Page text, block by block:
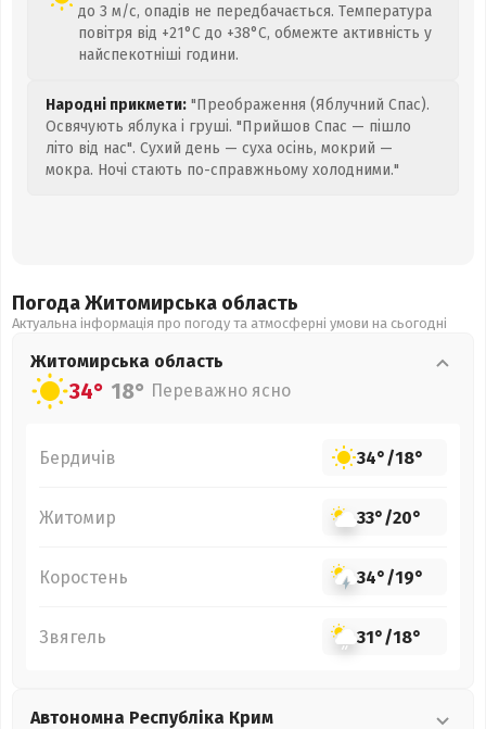
до 3 м/с, опадів не передбачається. Температура
повітря від +21°C до +38°C, обмежте активність у
найспекотніші години.
Народні прикмети: "Преображення (Яблучний Спас).
Освячують яблука і груші. "Прийшов Спас — пішло
літо від нас". Сухий день — суха осінь, мокрий —
мокра. Ночі стають по-справжньому холодними."
Погода Житомирська область
Актуальна інформація про погоду та атмосферні умови на сьогодні
Житомирська область
34° 18° Переважно ясно
Бердичів 34°/18°
Житомир 33°/20°
Коростень 34°/19°
Звягель 31°/18°
Автономна Республіка Крим